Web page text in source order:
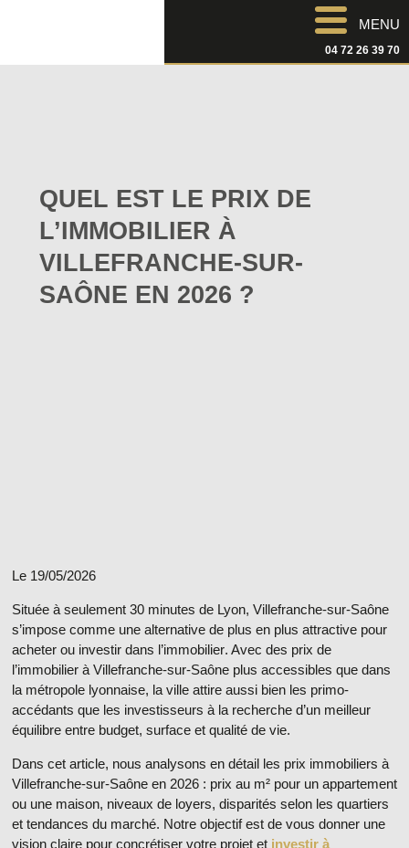
MENU
04 72 26 39 70
QUEL EST LE PRIX DE
L’IMMOBILIER À
VILLEFRANCHE-SUR-
SAÔNE EN 2026 ?
Le 19/05/2026
Située à seulement 30 minutes de Lyon, Villefranche-sur-Saône
s’impose comme une alternative de plus en plus attractive pour
acheter ou investir dans l’immobilier. Avec des prix de
l’immobilier à Villefranche-sur-Saôneplus accessibles que dans
la métropole lyonnaise, la ville attire aussi bien les primo-
accédants que les investisseurs à la recherche d’un meilleur
équilibre entre budget, surface et qualité de vie.
Dans cet article, nous analysons en détail les prix immobiliers à
Villefranche-sur-Saôneen 2026 : prix au m² pour un appartement
ou une maison, niveaux de loyers, disparités selon les quartiers
et tendances du marché. Notre objectif est de vous donner une
vision claire pour concrétiser votre projet et investir à